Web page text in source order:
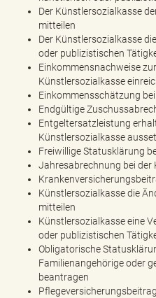
Der Künstlersozialkasse
mitteilen
Der Künstlersozialkasse
oder publizistischen
Einkommensnachweise
Künstlersozialkasse
Einkommensschätzung
Endgültige
Entgeltersatzleistung
Künstlersozialkasse
Freiwillige Statusklärung
Jahresabrechnung bei
Künstlersozialkasse die
mitteilen
Künstlersozialkasse eine
oder publizistischen
Obligatorische
Familienangehörige oder
beantragen